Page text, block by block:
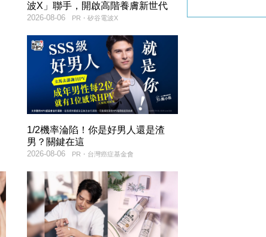
波X」聯手，開啟高階養膚新世代
PR・矽谷電波X
2026-08-06
1/2機率淪陷！你是好男人還是渣
男？關鍵在這
PR・台灣癌症基金會
2026-08-06